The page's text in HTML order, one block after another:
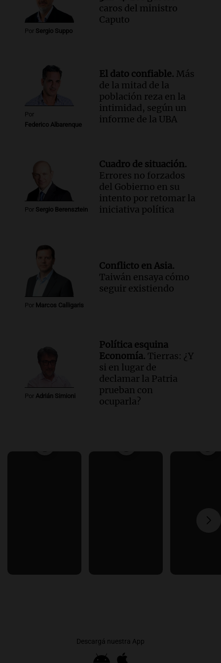
Audio.Chile planteó mejorar la
conectividad fronteriza, aérea y digital
con Jujuy
Por Sergio Suppo
caros del ministro
Caputo
Por
Federico Albarenque
El dato confiable. Más
de la mitad de la
población reza en la
intimidad, según un
informe de la UBA
Por Sergio Berensztein
Cuadro de situación.
Errores no forzados
del Gobierno en su
intento por retomar la
iniciativa política
Por Marcos Calligaris
Conflicto en Asia.
Taiwán ensaya cómo
seguir existiendo
Por Adrián Simioni
Política esquina
Economía. Tierras: ¿Y
si en lugar de
declamar la Patria
prueban con
ocuparla?
Descargá nuestra App